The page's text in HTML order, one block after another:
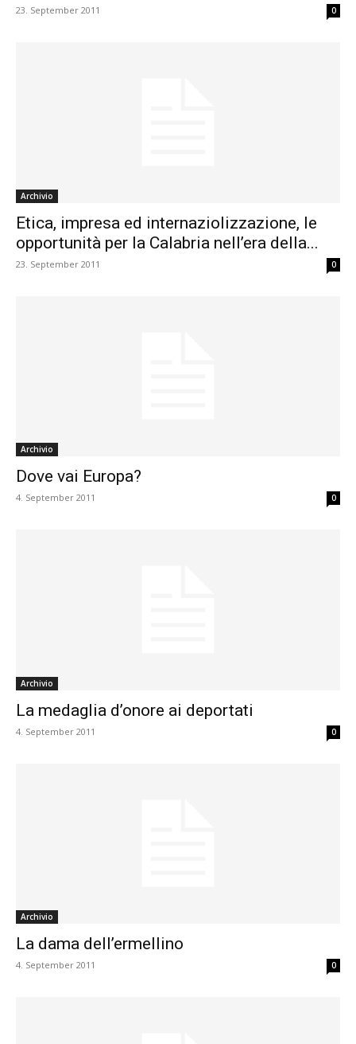
23. September 2011 0
Archivio
Etica, impresa ed internaziolizzazione, le
opportunità per la Calabria nell’era della...
23. September 2011 0
Archivio
Dove vai Europa?
4. September 2011 0
Archivio
La medaglia d’onore ai deportati
4. September 2011 0
Archivio
La dama dell’ermellino
4. September 2011 0